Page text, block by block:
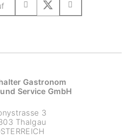
Gastronom
Service GmbH
3
Thalgau